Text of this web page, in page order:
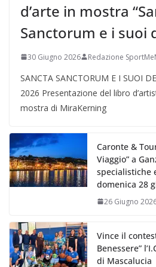
d’arte in mostra
Sanctorum e i suoi
30 Giugno 2026 Redazione
SANCTA SANCTORUM E I SUOI
2026 Presentazione del libro
mostra di MiraKerning
Caronte &
Viaggio” a
specialistiche
domenica 28
26 Giugno
Vince il
Benessere”
di Mascalucia